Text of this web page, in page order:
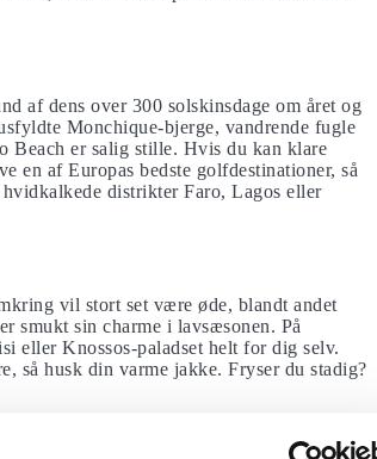
af dens over 300 solskinsdage om året og
Monchique-bjerge, vandrende fugle
Beach er salig stille. Hvis du kan klare
en af Europas bedste golfdestinationer, så
distrikter Faro, Lagos eller
vil stort set være øde, blandt andet
smukt sin charme i lavsæsonen. På
eller Knossos-paladset helt for dig selv.
så husk din varme jakke. Fryser du stadig?